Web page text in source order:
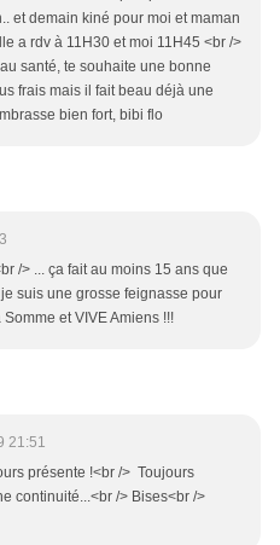
et demain kiné pour moi et maman
a rdv à 11H30 et moi 11H45 <br />
santé, te souhaite une bonne
frais mais il fait beau déjà une
bien fort, bibi flo
/> ... ça fait au moins 15 ans que
suis une grosse feignasse pour
et VIVE Amiens !!!
21:51
présente !<br /> Toujours
continuité...<br /> Bises<br />